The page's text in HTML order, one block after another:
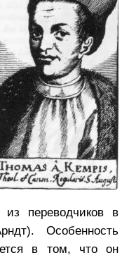
из переводчиков в
Особенность
в том, что он